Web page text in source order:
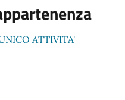
ATTIVITA'